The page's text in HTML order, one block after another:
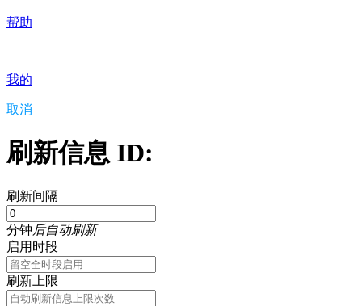
帮助
我的
取消
刷新信息 ID:
刷新间隔
分钟后自动刷新
启用时段
刷新上限